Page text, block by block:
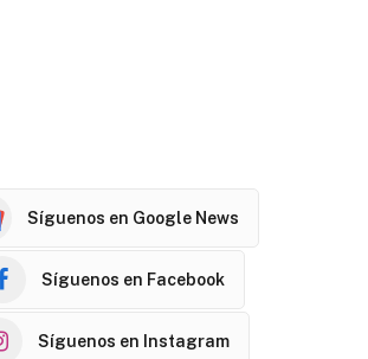
Síguenos en Google News
Síguenos en Facebook
Síguenos en Instagram